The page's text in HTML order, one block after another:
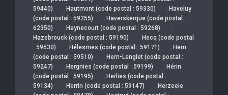
59440)
, Hautmont (code postal : 59330) , Haveluy
(code postal : 59255)
, Haverskerque (code postal :
62350)
, Haynecourt (code postal : 59268) ,
Hazebrouck (code postal : 59190) , Hecq (code postal
: 59530)
, Hélesmes (code postal : 59171) , Hem
(code postal : 59510)
, Hem-Lenglet (code postal :
59247)
, Hergnies (code postal : 59199) , Hérin
(code postal : 59195)
, Herlies (code postal :
59134)
, Herrin (code postal : 59147) , Herzeele